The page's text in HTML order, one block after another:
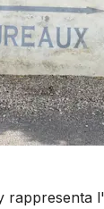
rappresenta